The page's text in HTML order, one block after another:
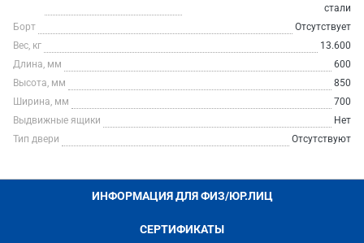
стали
Борт
Отсутствует
Вес, кг
13.600
Длина, мм
600
Высота, мм
850
Ширина, мм
700
Выдвижные ящики
Нет
Тип двери
Отсутствуют
ИНФОРМАЦИЯ ДЛЯ ФИЗ/ЮР.ЛИЦ
СЕРТИФИКАТЫ